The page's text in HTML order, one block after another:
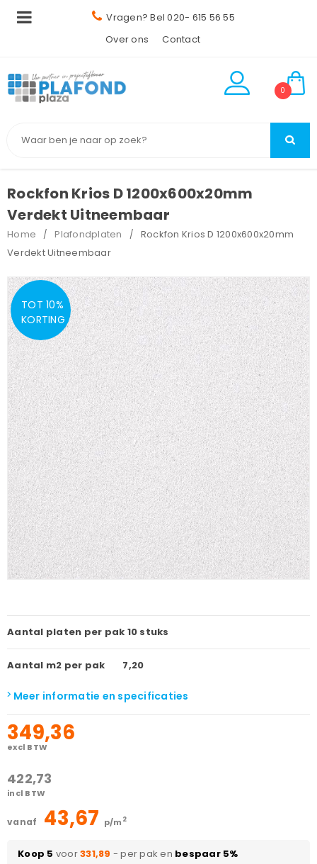
Vragen? Bel 020- 615 56 55
Over ons
Contact
0
Rockfon Krios D 1200x600x20mm
Verdekt Uitneembaar
Home / Plafondplaten /
Rockfon Krios D 1200x600x20mm
Verdekt Uitneembaar
TOT 10%
KORTING
Aantal platen per pak 10 stuks
Aantal m2 per pak 7,20
Meer informatie en specificaties
349,36
excl BTW
422,73
incl BTW
vanaf 43,67 p/m 2
Koop 5 voor331,89 - per pak en bespaar 5%